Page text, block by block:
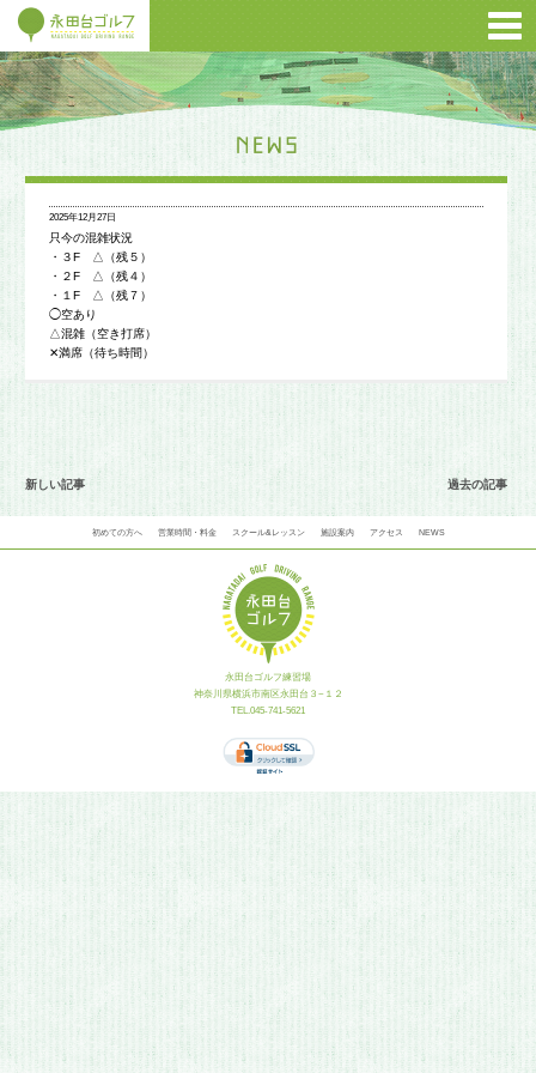
2025年12月27日
只今の混雑状況
・３F △（残５）
・２F △（残４）
・１F △（残７）
◯空あり
△混雑（空き打席）
✕満席（待ち時間）
新しい記事 過去の記事
初めての方へ 営業時間・料金 スクール&レッスン 施設案内 アクセス NEWS
永田台ゴルフ練習場
神奈川県横浜市南区永田台３−１２
TEL.045-741-5621